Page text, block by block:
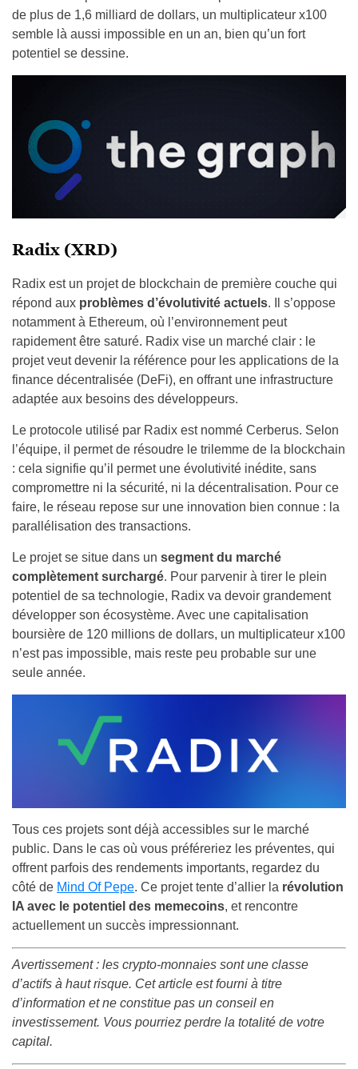
de plus de 1,6 milliard de dollars, un multiplicateur x100
semble là aussi impossible en un an, bien qu’un fort
potentiel se dessine.
Radix (XRD)
Radix est un projet de blockchain de première couche qui
répond aux problèmes d’évolutivité actuels. Il s’oppose
notamment à Ethereum, où l’environnement peut
rapidement être saturé. Radix vise un marché clair : le
projet veut devenir la référence pour les applications de la
finance décentralisée (DeFi), en offrant une infrastructure
adaptée aux besoins des développeurs.
Le protocole utilisé par Radix est nommé Cerberus. Selon
l’équipe, il permet de résoudre le trilemme de la blockchain
: cela signifie qu’il permet une évolutivité inédite, sans
compromettre ni la sécurité, ni la décentralisation. Pour ce
faire, le réseau repose sur une innovation bien connue : la
parallélisation des transactions.
Le projet se situe dans un segment du marché
complètement surchargé. Pour parvenir à tirer le plein
potentiel de sa technologie, Radix va devoir grandement
développer son écosystème. Avec une capitalisation
boursière de 120 millions de dollars, un multiplicateur x100
n’est pas impossible, mais reste peu probable sur une
seule année.
Tous ces projets sont déjà accessibles sur le marché
public. Dans le cas où vous préféreriez les préventes, qui
offrent parfois des rendements importants, regardez du
côté de Mind Of Pepe. Ce projet tente d’allier la révolution
IA avec le potentiel des memecoins, et rencontre
actuellement un succès impressionnant.
Avertissement : les crypto-monnaies sont une classe
d’actifs à haut risque. Cet article est fourni à titre
d’information et ne constitue pas un conseil en
investissement. Vous pourriez perdre la totalité de votre
capital.